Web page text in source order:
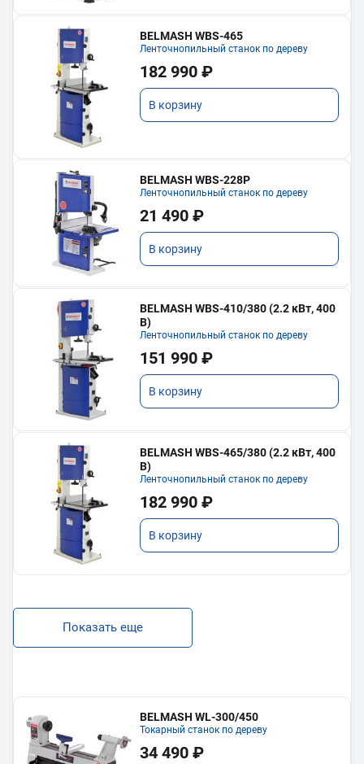
BELMASH WBS-465
Ленточнопильный станок по дереву
182 990 ₽
В корзину
BELMASH WBS-228P
Ленточнопильный станок по дереву
21 490 ₽
В корзину
BELMASH WBS-410/380 (2.2 кВт, 400
В)
Ленточнопильный станок по дереву
151 990 ₽
В корзину
BELMASH WBS-465/380 (2.2 кВт, 400
В)
Ленточнопильный станок по дереву
182 990 ₽
В корзину
Показать еще
BELMASH WL-300/450
Токарный станок по дереву
34 490 ₽